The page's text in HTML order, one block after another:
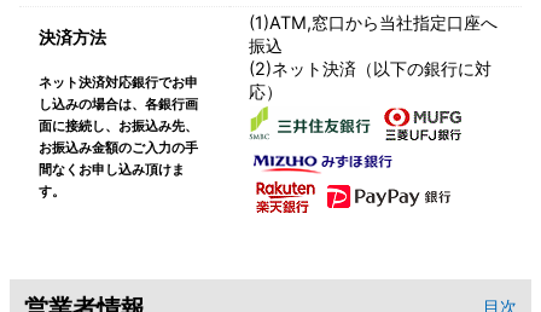
決済方法
ネット決済対応銀行でお申
し込みの場合は、各銀行画
面に接続し、お振込み先、
お振込み金額のご入力の手
間なくお申し込み頂けま
す。
(1)ATM,窓口から当社指定口座へ
振込
(2)ネット決済（以下の銀行に対
応）
目次